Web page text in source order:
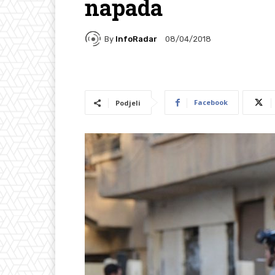
napada
By InfoRadar 08/04/2018
Podjeli Facebook